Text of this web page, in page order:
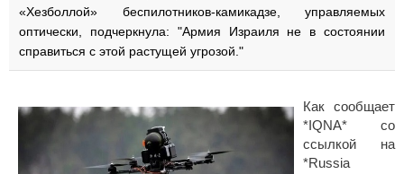
«Хезболлой» беспилотников-камикадзе, управляемых
оптически, подчеркнула: "Армия Израиля не в состоянии
справиться с этой растущей угрозой."
Как сообщает
*IQNA* со
ссылкой на
*Russia